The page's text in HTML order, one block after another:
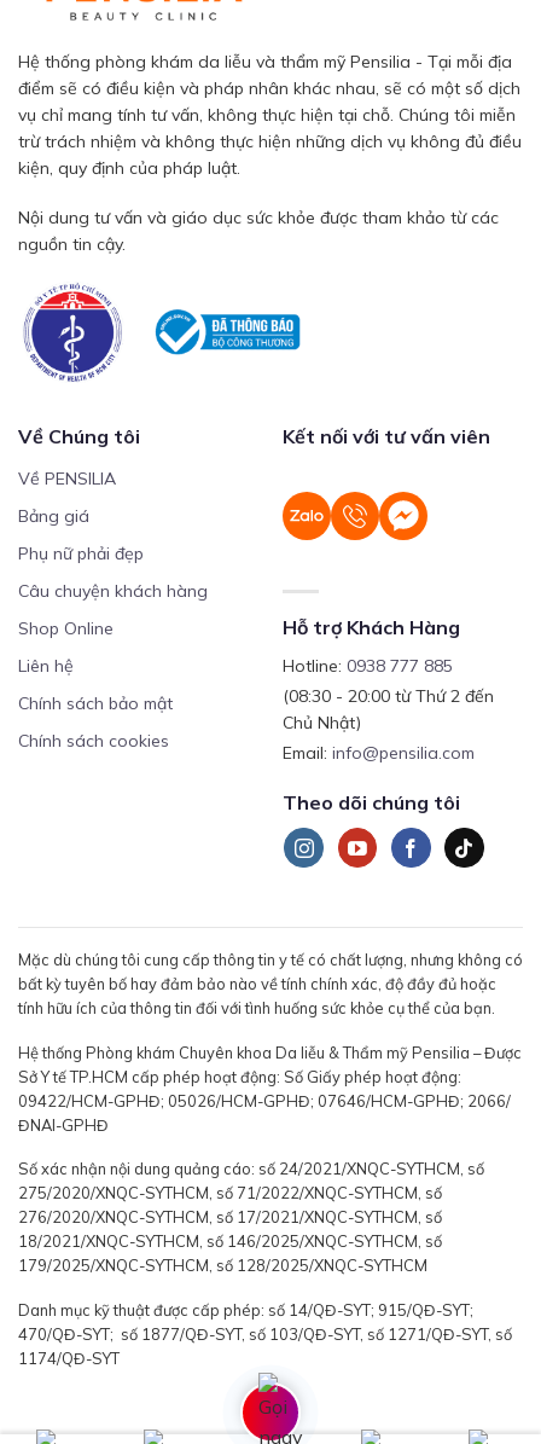
Hệ thống phòng khám da liễu và thẩm mỹ Pensilia - Tại mỗi địa
điểm sẽ có điều kiện và pháp nhân khác nhau, sẽ có một số dịch
vụ chỉ mang tính tư vấn, không thực hiện tại chỗ. Chúng tôi miễn
trừ trách nhiệm và không thực hiện những dịch vụ không đủ điều
kiện, quy định của pháp luật.
Nội dung tư vấn và giáo dục sức khỏe được tham khảo từ các
nguồn tin cậy.
Về Chúng tôi
Về PENSILIA
Bảng giá
Phụ nữ phải đẹp
Câu chuyện khách hàng
Shop Online
Liên hệ
Chính sách bảo mật
Chính sách cookies
Kết nối với tư vấn viên
Hỗ trợ Khách Hàng
Hotline: 0938 777 885
(08:30 - 20:00 từ Thứ 2 đến
Chủ Nhật)
Email: info@pensilia.com
Theo dõi chúng tôi
Mặc dù chúng tôi cung cấp thông tin y tế có chất lượng, nhưng không có
bất kỳ tuyên bố hay đảm bảo nào về tính chính xác, độ đầy đủ hoặc
tính hữu ích của thông tin đối với tình huống sức khỏe cụ thể của bạn.
Hệ thống Phòng khám Chuyên khoa Da liễu & Thẩm mỹ Pensilia – Được
Sở Y tế TP.HCM cấp phép hoạt động: Số Giấy phép hoạt động:
09422/HCM-GPHĐ; 05026/HCM-GPHĐ; 07646/HCM-GPHĐ; 2066/
ĐNAI-GPHĐ
Số xác nhận nội dung quảng cáo: số 24/2021/XNQC-SYTHCM, số
275/2020/XNQC-SYTHCM, số 71/2022/XNQC-SYTHCM, số
276/2020/XNQC-SYTHCM, số 17/2021/XNQC-SYTHCM, số
18/2021/XNQC-SYTHCM, số 146/2025/XNQC-SYTHCM, số
179/2025/XNQC-SYTHCM, số 128/2025/XNQC-SYTHCM
Danh mục kỹ thuật được cấp phép: số 14/QĐ-SYT; 915/QĐ-SYT;
470/QĐ-SYT; số 1877/QĐ-SYT, số 103/QĐ-SYT, số 1271/QĐ-SYT, số
1174/QĐ-SYT